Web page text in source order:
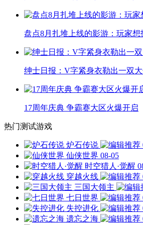
盘点8月扎堆上线的影游：玩家
绅士日报：V字紧身衣勒出一双
17周年庆典 争霸赛大区火爆开启
热门测试游戏
炉石传说
仙侠世界 08-05
时空猎人·觉醒
穿越火线
三国大领主
七日世界
失控进化
遗忘之海